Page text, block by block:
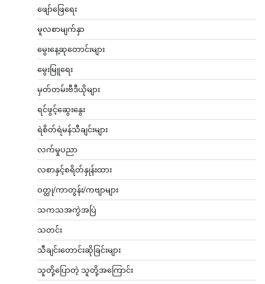
ဖျော်ဖြေရေး
မူလစာမျက်နှာ
မွေးနေ့ဆုတောင်းများ
မွေးမြူရေး
မှတ်တမ်းဗီဒီယိုများ
ရင်ဖွင့်ဆွေးနွေး
ရဲစိတ်ရဲမန်သီချင်းများ
လက်မှုပညာ
လစာနှင့်စရိတ်နှုန်းထား
ဝတ္ထု/ကာတွန်း/ကဗျာများ
သကသအကွဲအပြဲ
သတင်း
သီချင်းတောင်းဆိုခြင်းများ
သူတို့ပြောတဲ့ သူတို့အကြောင်း